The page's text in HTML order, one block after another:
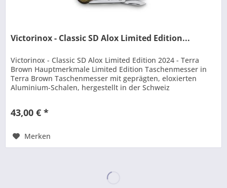
Victorinox - Classic SD Alox Limited Edition...
Victorinox - Classic SD Alox Limited Edition 2024 - Terra
Brown Hauptmerkmale Limited Edition Taschenmesser in
Terra Brown Taschenmesser mit geprägten, eloxierten
Aluminium-Schalen, hergestellt in der Schweiz
43,00 € *
Merken